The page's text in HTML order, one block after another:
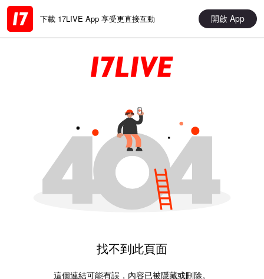
下載 17LIVE App 享受更直接互動 開啟 App
找不到此頁面
這個連結可能有誤，內容已被隱藏或刪除。